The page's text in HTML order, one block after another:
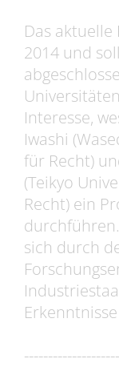
Das
2014 und
Interesse,
Iwashi
für Recht)
(Teikyo
Recht) ein
sich durch